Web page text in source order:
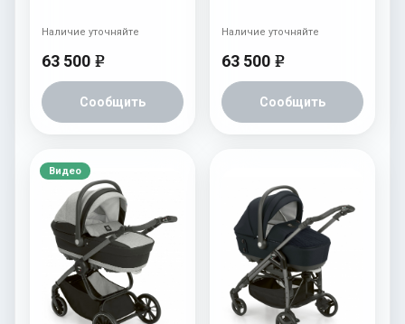
63 500 e
Сообщить
Наличие уточняйте
63 500 e
Сообщить
Наличие уточняйте
Видео